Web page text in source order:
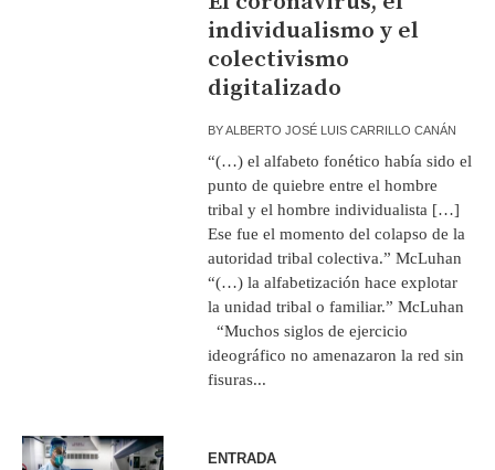
individualismo y el
colectivismo
digitalizado
BYALBERTO JOSÉ LUIS CARRILLO CANÁN
“(…) el alfabeto fonético había sido el
punto de quiebre entre el hombre
tribal y el hombre individualista […]
Ese fue el momento del colapso de la
autoridad tribal colectiva.” McLuhan
“(…) la alfabetización hace explotar
la unidad tribal o familiar.” McLuhan
“Muchos siglos de ejercicio
ideográfico no amenazaron la red sin
fisuras...
ENTRADA